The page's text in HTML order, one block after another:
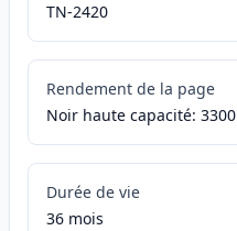
TN-2420
Rendement de la page
Noir haute capacité: 3300
Durée de vie
36 mois